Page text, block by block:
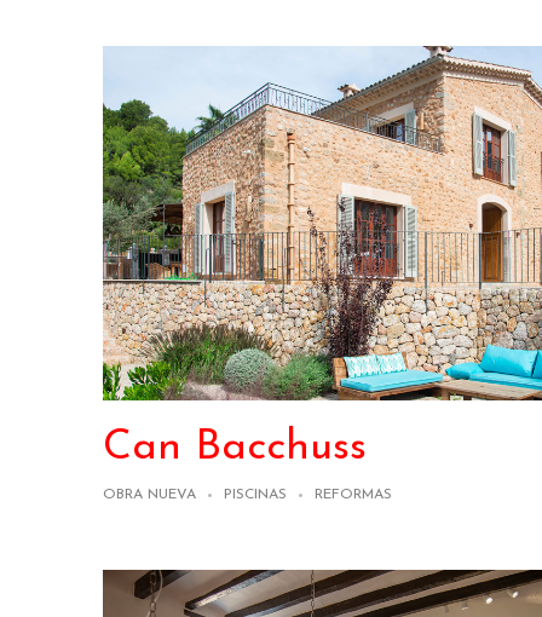
Can Bacchuss
OBRA NUEVA PISCINAS REFORMAS